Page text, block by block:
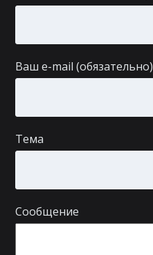
Ваш e-mail (обязательно)
Тема
Сообщение